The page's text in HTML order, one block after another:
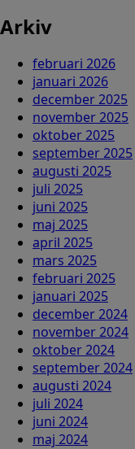
Arkiv
februari 2026
januari 2026
december 2025
november 2025
oktober 2025
september 2025
augusti 2025
juli 2025
juni 2025
maj 2025
april 2025
mars 2025
februari 2025
januari 2025
december 2024
november 2024
oktober 2024
september 2024
augusti 2024
juli 2024
juni 2024
maj 2024